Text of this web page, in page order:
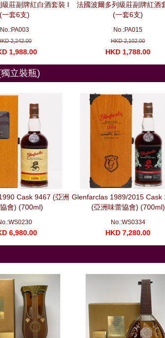
莊副牌紅白酒套裝 I
(一套6支)
No.:PA003
2,242.00
1,988.00
法國波爾多列級莊副牌紅酒
(一套6支)
No.:PA015
HKD 2,102.00
HKD 1,788.00
立裝瓶)
Cask 9467 (亞洲
會) (700ml)
6,980.00
Glenfarclas 1989/2015 Cask
(亞洲味蕾協會) (700ml)
No.:WS0334
HKD 7,280.00